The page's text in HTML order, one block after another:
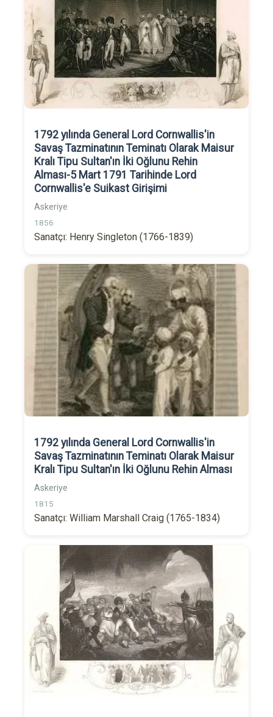
1792 yılında General Lord Cornwallis'in
Savaş Tazminatının Teminatı Olarak Maisur
Kralı Tipu Sultan'ın İki Oğlunu Rehin
Alması-5 Mart 1791 Tarihinde Lord
Cornwallis'e Suikast Girişimi
Askeriye
1856
Sanatçı: Henry Singleton (1766-1839)
1792 yılında General Lord Cornwallis'in
Savaş Tazminatının Teminatı Olarak Maisur
Kralı Tipu Sultan'ın İki Oğlunu Rehin Alması
Askeriye
1815
Sanatçı: William Marshall Craig (1765-1834)